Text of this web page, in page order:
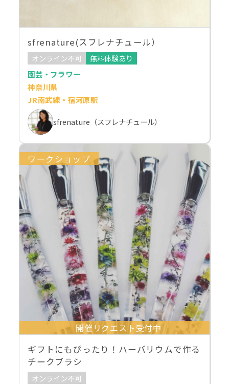
sfrenature(スフレナチュール）
オンライン不可
無料体験あり
園芸・フラワー
神奈川県
JR南武線・宿河原駅
sfrenature（スフレナチュール）
ワークショップ
開催リクエスト受付中
ギフトにもぴったり！ハーバリウムで作る
チークブラシ
オンライン不可